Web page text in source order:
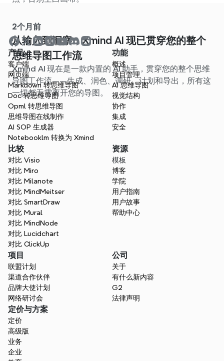
2个月前
从输入到洞察：Xmind AI 现已贯穿您的整个
思维导图工作流
Xmind AI 现在是一款内置的 AI 助手，贯穿您的整个思维
导图工作流——生成、润色、调研、计划和导出，所有这
一切都无需离开您的导图。
产品
客户端
网页端
Markdown 转思维导图
Doc 转思维导图
Opml 转思维导图
思维导图在线制作
AI SOP 生成器
Notebooklm 转换为 Xmind
功能
概述
项目管理
AI 思维导图
视觉结构
协作
集成
安全
比较
对比 Visio
对比 Miro
对比 Milanote
对比 MindMeitser
对比 SmartDraw
对比 Mural
对比 MindNode
对比 Lucidchart
对比 ClickUp
资源
模板
博客
学院
用户指南
用户故事
帮助中心
项目
联盟计划
渠道合作伙伴
品牌大使计划
网络研讨会
公司
关于
有什么新内容
G2
法律声明
定价与方案
定价
高级版
业务
企业